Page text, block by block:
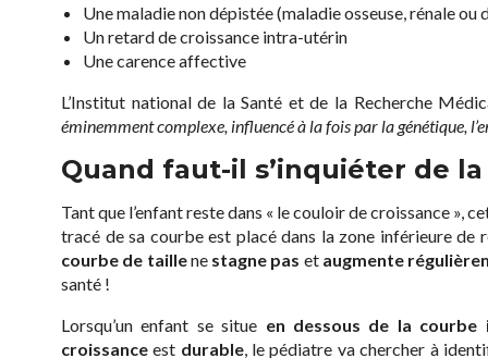
Une maladie non dépistée (maladie osseuse, rénale
Un retard de croissance intra-utérin
Une carence affective
L’Institut national de la Santé et de la Recherche
éminemment complexe, influencé à la fois par la génétique,
Quand faut-il s’inquiéter de
Tant que l’enfant reste dans « le couloir de croissance »,
tracé de sa courbe est placé dans la zone inférieure de
courbe de taillene stagne pas et augmente
santé !
Lorsqu’un enfant se situe en dessous de la
croissance est durable, le pédiatre va chercher à